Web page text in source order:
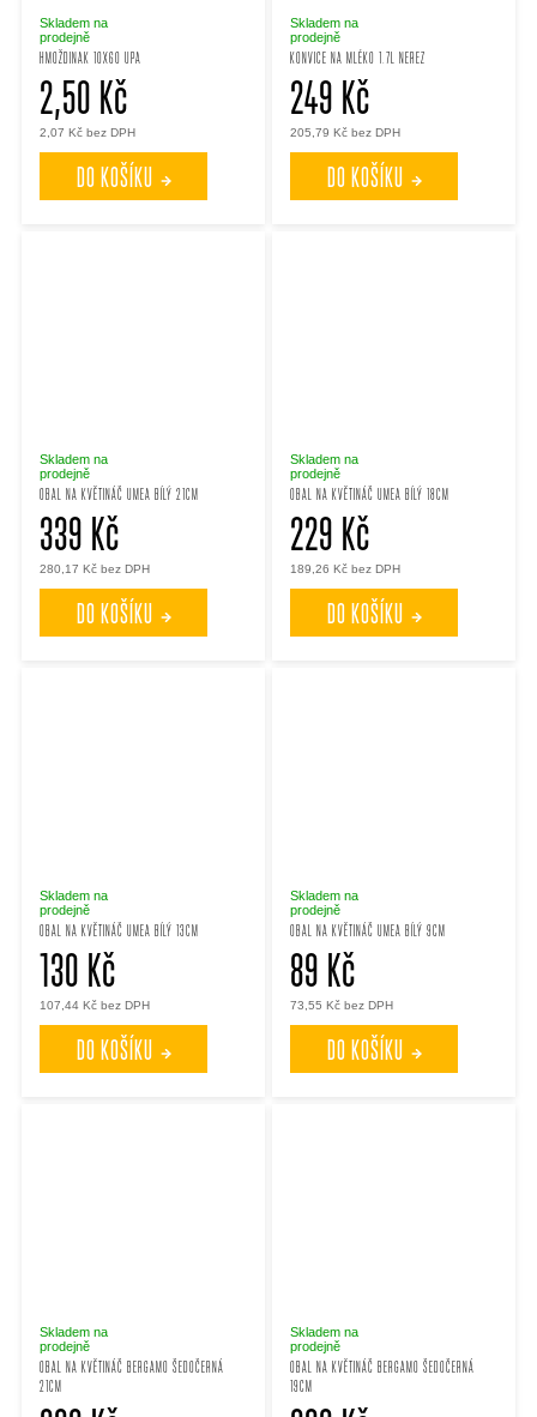
HMOŽDINAK 10X60 UPA
Skladem na
prodejně
2,07 Kč bez DPH
2,50 Kč
DO KOŠÍKU
KONVICE NA MLÉKO 1.7L NEREZ
Skladem na
prodejně
205,79 Kč bez DPH
249 Kč
DO KOŠÍKU
OBAL NA KVĚTINÁČ UMEA BÍLÝ 21CM
Skladem na
prodejně
280,17 Kč bez DPH
339 Kč
DO KOŠÍKU
OBAL NA KVĚTINÁČ UMEA BÍLÝ 18CM
Skladem na
prodejně
189,26 Kč bez DPH
229 Kč
DO KOŠÍKU
OBAL NA KVĚTINÁČ UMEA BÍLÝ 13CM
Skladem na
prodejně
107,44 Kč bez DPH
130 Kč
DO KOŠÍKU
OBAL NA KVĚTINÁČ UMEA BÍLÝ 9CM
Skladem na
prodejně
73,55 Kč bez DPH
89 Kč
DO KOŠÍKU
OBAL NA KVĚTINÁČ BERGAMO ŠEDOČERNÁ
21CM
Skladem na
prodejně
OBAL NA KVĚTINÁČ BERGAMO ŠEDOČERNÁ
19CM
Skladem na
prodejně